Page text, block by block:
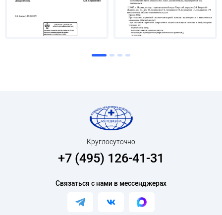
Круглосуточно
+7 (495) 126-41-31
Связаться с нами в мессенджерах